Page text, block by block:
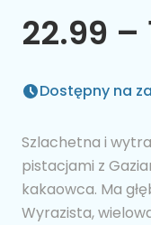
22.99 –
Dostępny na
Szlachetna i
pistacjami z
kakaowca. Ma
Wyrazista,